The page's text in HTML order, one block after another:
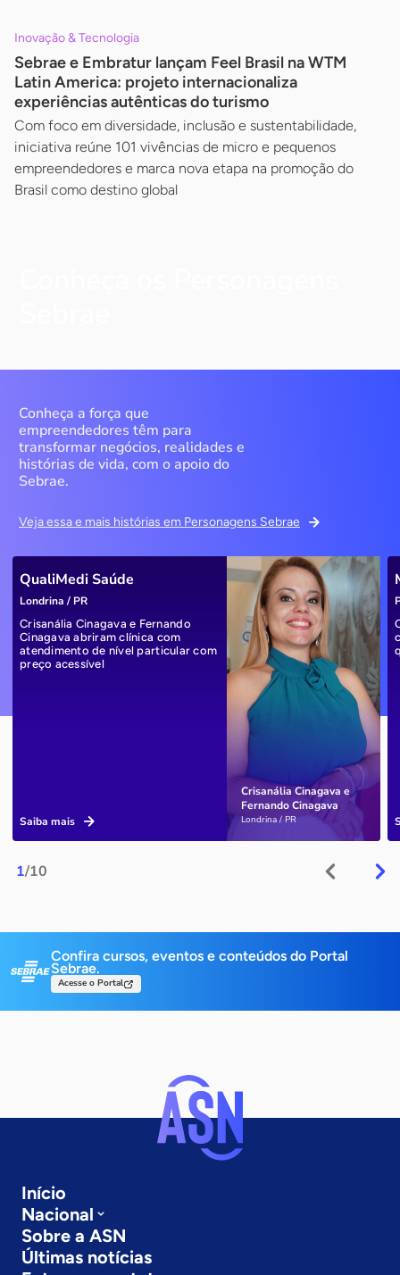
Inovação & Tecnologia
Sebrae e Embratur lançam Feel Brasil na WTM
Latin America: projeto internacionaliza
experiências autênticas do turismo
Com foco em diversidade, inclusão e sustentabilidade,
iniciativa reúne 101 vivências de micro e pequenos
empreendedores e marca nova etapa na promoção do
Brasil como destino global
Conheça a força que
empreendedores têm para
transformar negócios, realidades e
histórias de vida, com o apoio do
Sebrae.
Veja essa e mais histórias em Personagens Sebrae
1/10
Crisanália Cinagava e
Fernando Cinagava
Londrina / PR
QualiMedi Saúde
Londrina / PR
Crisanália Cinagava e Fernando
Cinagava abriram clínica com
atendimento de nível particular com
preço acessível
Saiba mais
Confira cursos, eventos e conteúdos do Portal
Sebrae.
Acesse o Portal
Início
Nacional
Sobre a ASN
Últimas notícias